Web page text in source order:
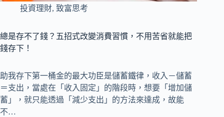
投資理財, 致富思考
總是存不了錢？五招式改變消費習慣，不用苦省就能把
錢存下！
助我存下第一桶金的最大功臣是儲蓄鐵律，收入－儲蓄
＝支出，當處在「收入固定」的階段時，想要「增加儲
蓄」，就只能透過「減少支出」的方法來達成，故能
不…